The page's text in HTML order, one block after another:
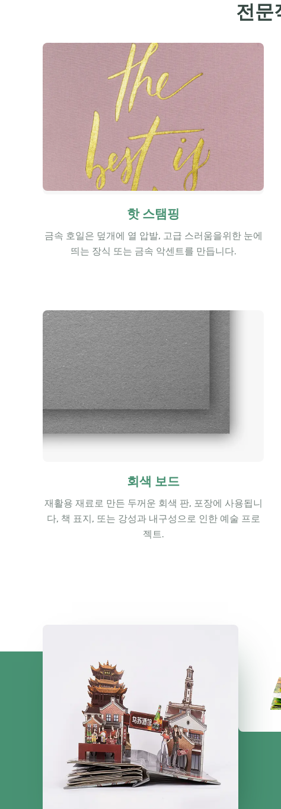
전문
핫 스탬핑
금속 호일은 덮개에 열 압발, 고급 스러움을위한 눈에
띄는 장식 또는 금속 악센트를 만듭니다.
회색 보드
재활용 재료로 만든 두꺼운 회색 판, 포장에 사용됩니
다, 책 표지, 또는 강성과 내구성으로 인한 예술 프로
젝트.